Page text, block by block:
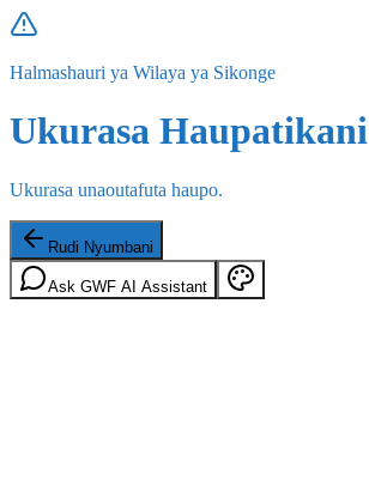
Halmashauri ya Wilaya ya Sikonge
Ukurasa Haupatikani
Ukurasa unaoutafuta haupo.
Rudi Nyumbani
Ask GWF AI Assistant